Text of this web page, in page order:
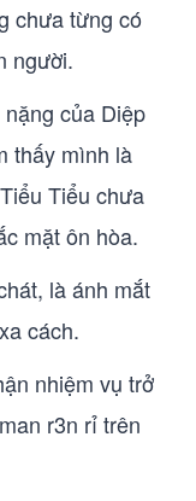
chưa từng có
người.
của Diệp
thấy mình là
Tiểu chưa
mặt ôn hòa.
là ánh mắt
cách.
nhiệm vụ trở
r3n rỉ trên